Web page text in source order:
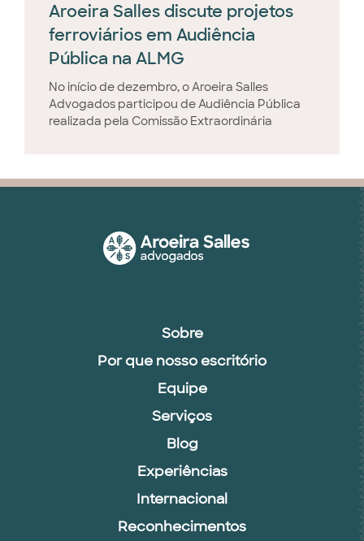
Aroeira Salles discute projetos
ferroviários em Audiência
Pública na ALMG
No início de dezembro, o Aroeira Salles
Advogados participou de Audiência Pública
realizada pela Comissão Extraordinária
Sobre
Por que nosso escritório
Equipe
Serviços
Blog
Experiências
Internacional
Reconhecimentos